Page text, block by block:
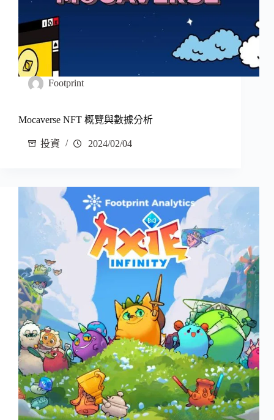
Footprint
Mocaverse NFT 概覽與數據分析
投資 2024/02/04